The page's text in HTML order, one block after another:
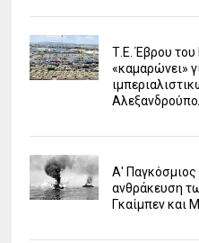
Τ.Ε. Έβρου
«καμαρώνει»
Α' Παγκόσμιος
ανθράκευση
Γκαίμπεν και